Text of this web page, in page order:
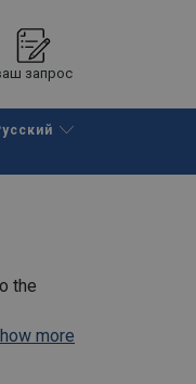
запрос
the
more